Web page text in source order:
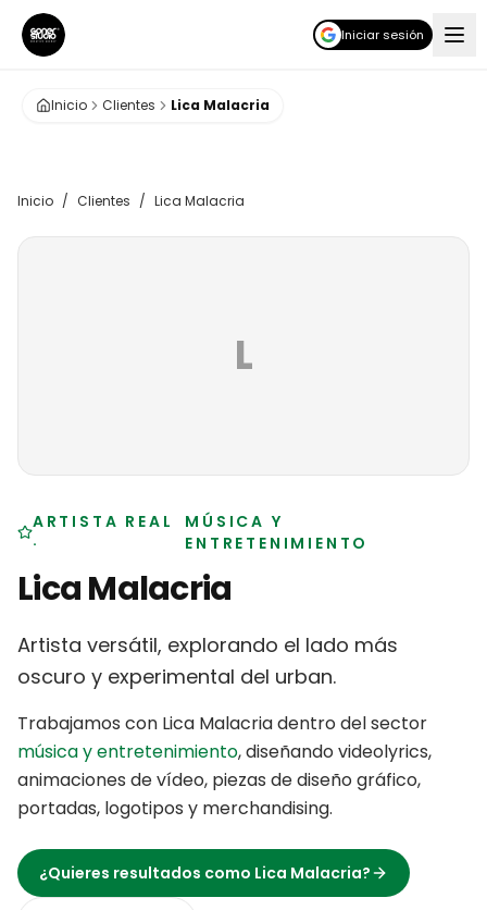
Iniciar sesión
Inicio Clientes Lica Malacria
Inicio / Clientes / Lica Malacria
L
ARTISTA REAL
·
MÚSICA Y
ENTRETENIMIENTO
Lica Malacria
Artista versátil, explorando el lado más
oscuro y experimental del urban.
Trabajamos con Lica Malacriadentro del sector
música y entretenimiento,diseñando videolyrics,
animaciones de vídeo, piezas de diseño gráfico,
portadas, logotipos y merchandising.
¿Quieres resultados como Lica Malacria?